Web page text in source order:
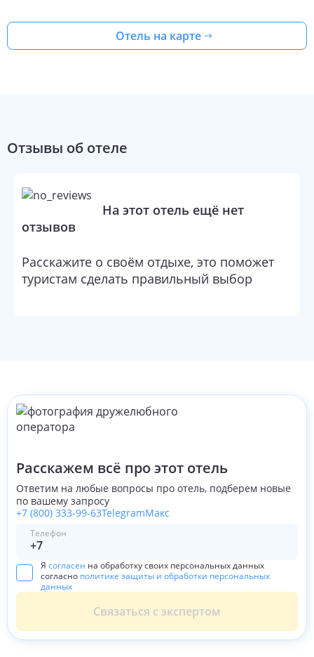
Отель на карте
Отзывы об отеле
На этот отель ещё нет
отзывов
Расскажите о своём отдыхе, это поможет
туристам сделать правильный выбор
Расскажем всё про этот отель
Ответим на любые вопросы про отель, подберем новые
по вашему запросу
+7 (800) 333-99-63TelegramМакс
Телефон
Я согласен на обработку своих персональных данных
согласно политике защиты и обработки персональных
данных
Связаться с экспертом